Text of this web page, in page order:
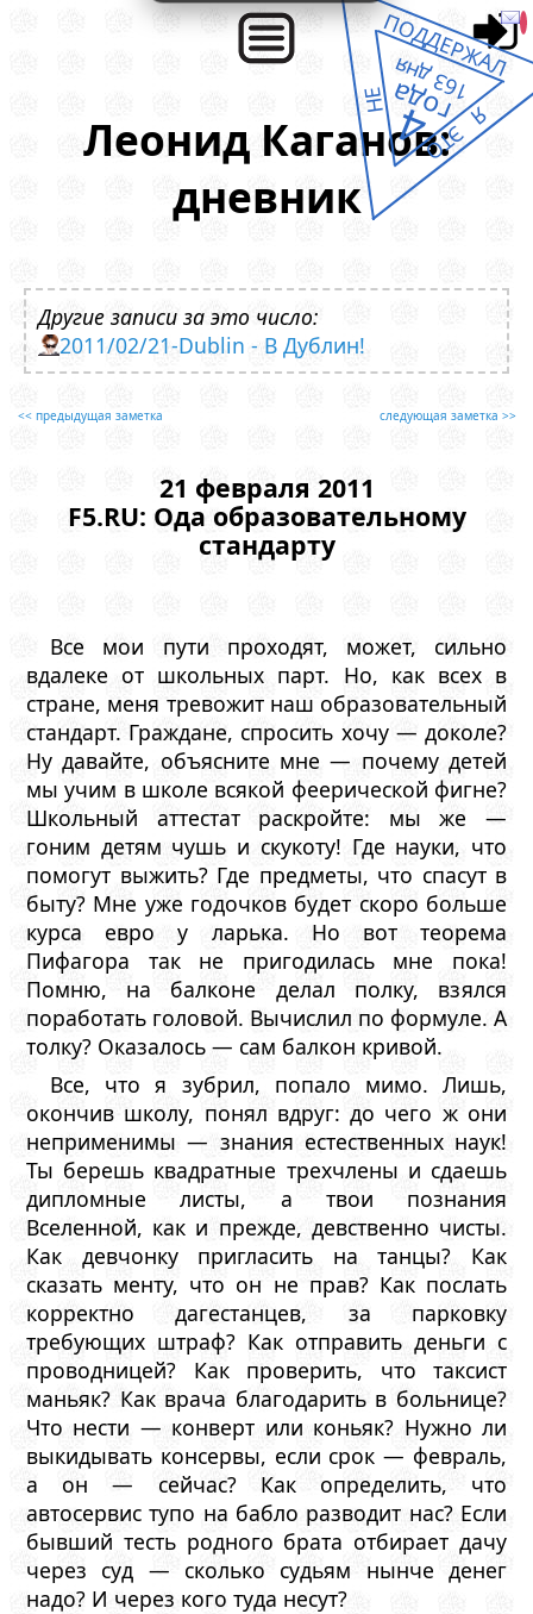
Леонид Каганов:
дневник
Другие записи за это число:
2011/02/21-Dublin - В Дублин!
<< предыдущая заметка следующая заметка >>
21 февраля 2011
F5.RU: Ода образовательному
стандарту
Все мои пути проходят, может, сильно
вдалеке от школьных парт. Но, как всех в
стране, меня тревожит наш образовательный
стандарт. Граждане, спросить хочу — доколе?
Ну давайте, объясните мне — почему детей
мы учим в школе всякой феерической фигне?
Школьный аттестат раскройте: мы же —
гоним детям чушь и скукоту! Где науки, что
помогут выжить? Где предметы, что спасут в
быту? Мне уже годочков будет скоро больше
курса евро у ларька. Но вот теорема
Пифагора так не пригодилась мне пока!
Помню, на балконе делал полку, взялся
поработать головой. Вычислил по формуле. А
толку? Оказалось — сам балкон кривой.
Все, что я зубрил, попало мимо. Лишь,
окончив школу, понял вдруг: до чего ж они
неприменимы — знания естественных наук!
Ты берешь квадратные трехчлены и сдаешь
дипломные листы, а твои познания
Вселенной, как и прежде, девственно чисты.
Как девчонку пригласить на танцы? Как
сказать менту, что он не прав? Как послать
корректно дагестанцев, за парковку
требующих штраф? Как отправить деньги с
проводницей? Как проверить, что таксист
маньяк? Как врача благодарить в больнице?
Что нести — конверт или коньяк? Нужно ли
выкидывать консервы, если срок — февраль,
а он — сейчас? Как определить, что
автосервис тупо на бабло разводит нас? Если
бывший тесть родного брата отбирает дачу
через суд — сколько судьям нынче денег
надо? И через кого туда несут?
Я ЭТО
НЕ
ПОДДЕРЖАЛ
4
года
163 дня